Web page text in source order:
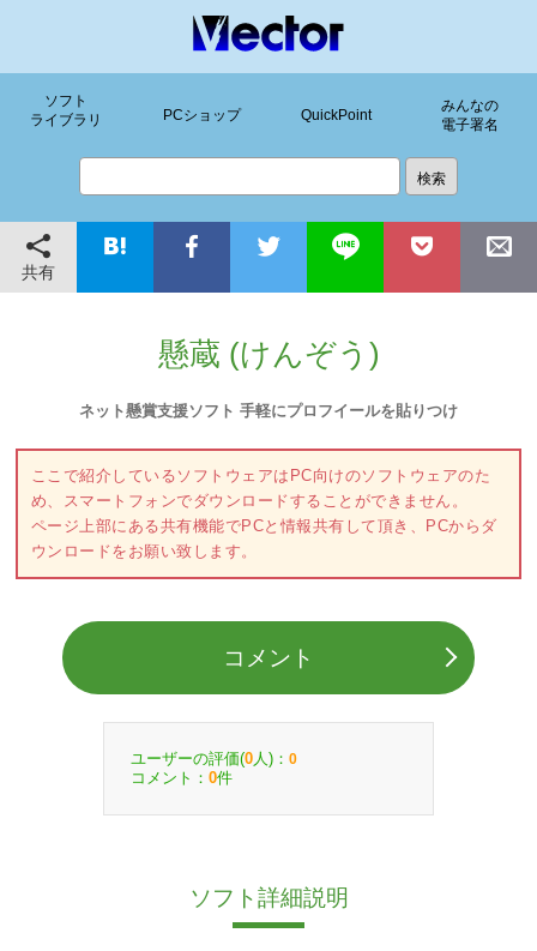
ソフト
ライブラリ
PCショップ QuickPoint
みんなの
電子署名
共有
懸蔵 (けんぞう)
ネット懸賞支援ソフト 手軽にプロフイールを貼りつけ
ここで紹介しているソフトウェアはPC向けのソフトウェアのた
め、スマートフォンでダウンロードすることができません。
ページ上部にある共有機能でPCと情報共有して頂き、PCからダ
ウンロードをお願い致します。
コメント
ユーザーの評価(0 人)： 0
コメント： 0件
ソフト詳細説明